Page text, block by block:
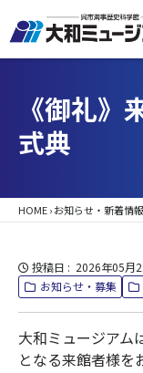
《御礼
式典
HOME›お知らせ・新着情報
投稿日 2026年05月
お知らせ・募集
大和ミュージアム
となる来館者様を